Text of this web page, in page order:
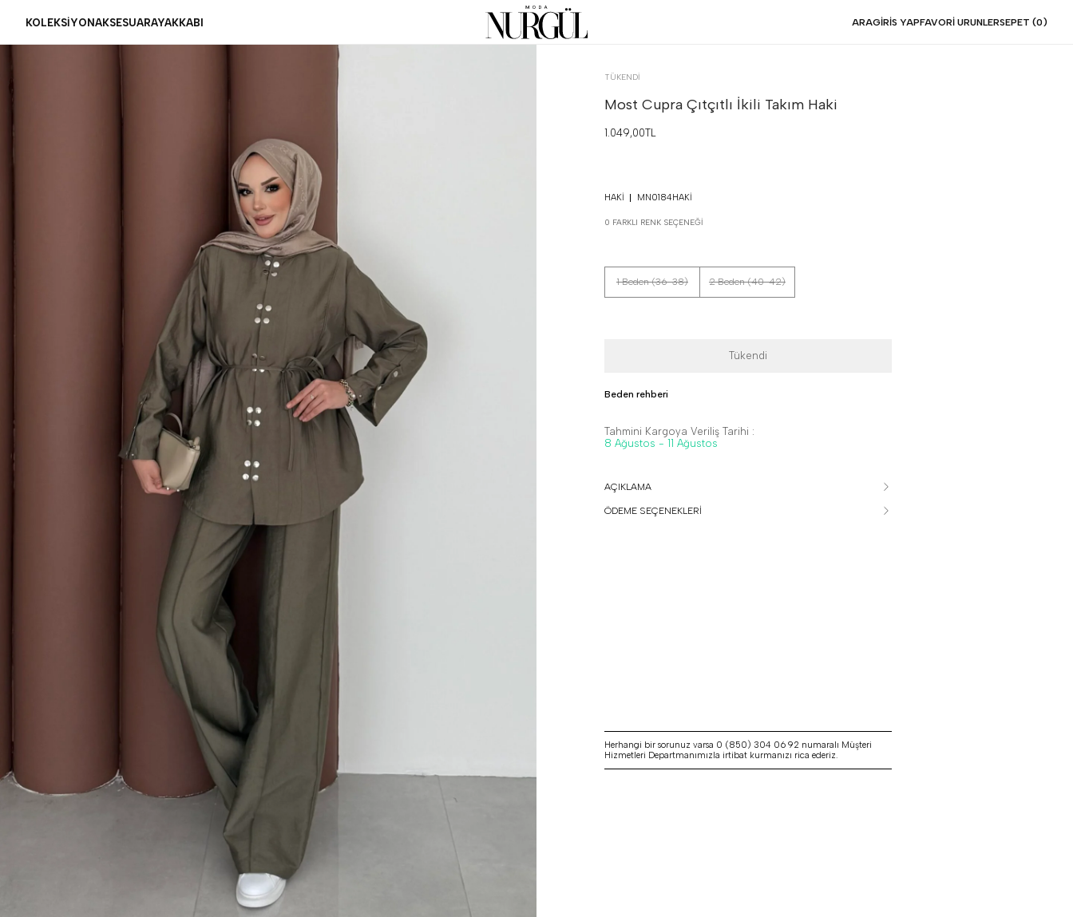
KOLEKSİYONAKSESUARAYAKKABI ARAGIRIS YAPFAVORI URUNLERSEPET (0 )
TÜKENDI
Most Cupra Çıtçıtlı İkili Takım Haki
1.049,00TL
HAKI MN0184HAKI
0 FARKLI RENK SEÇENEĞI
1 Beden (36-38) 2 Beden (40-42)
Tükendi
Beden rehberi
Tahmini Kargoya Veriliş Tarihi :
8 Ağustos - 11 Ağustos
AÇIKLAMA
ÖDEME SEÇENEKLERİ
Herhangi bir sorunuz varsa 0 (850) 304 06 92 numaralı Müşteri
Hizmetleri Departmanımızla irtibat kurmanızı rica ederiz.